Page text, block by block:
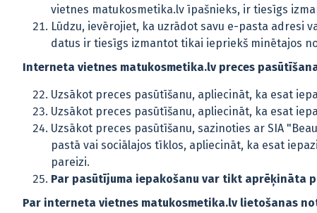
vietnes matukosmetika.lv īpašnieks, ir tiesīgs
Lūdzu, ievērojiet, ka uzrādot savu e-pasta adresi
datus ir tiesīgs izmantot tikai iepriekš minētajos
Interneta vietnes matukosmetika.lv preces
Uzsākot preces pasūtīšanu, apliecināt, ka esat
Uzsākot preces pasūtīšanu, apliecināt, ka esat
Uzsākot preces pasūtīšanu, sazinoties ar SIA
pastā vai sociālajos tīklos, apliecināt, ka esat
pareizi.
Par pasūtījuma iepakošanu var tikt aprēķināta
Par interneta vietnes matukosmetika.lv lietošanas